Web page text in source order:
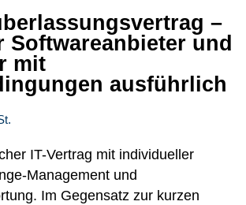
–
Softwareanbieter und
mit
ausführlich
IT-Vertrag mit individueller
Management und
Im Gegensatz zur kurzen